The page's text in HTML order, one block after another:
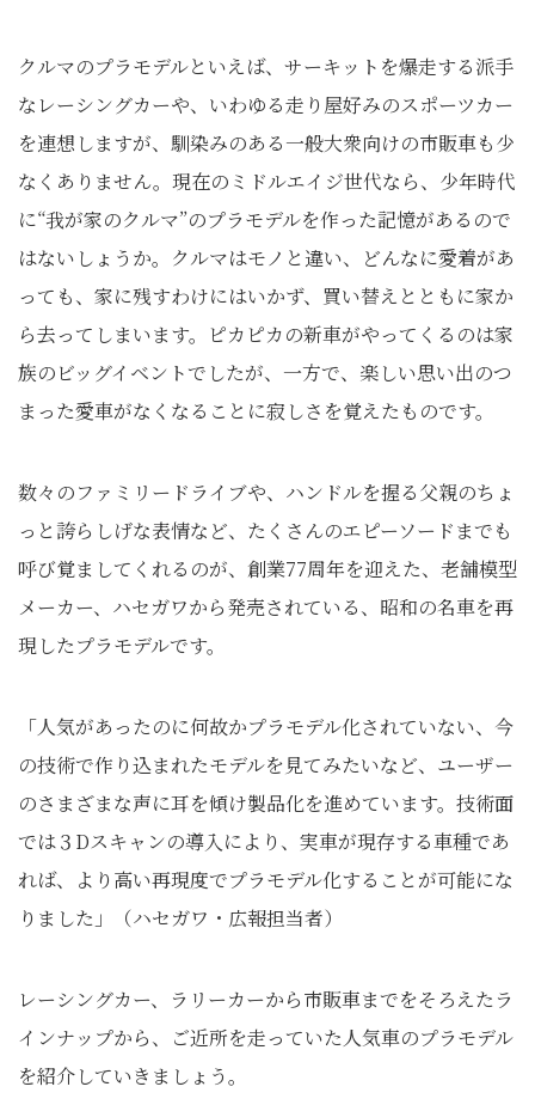
クルマのプラモデルといえば、サーキットを爆走する派手
なレーシングカーや、いわゆる走り屋好みのスポーツカー
を連想しますが、馴染みのある一般大衆向けの市販車も少
なくありません。現在のミドルエイジ世代なら、少年時代
に“我が家のクルマ”のプラモデルを作った記憶があるので
はないしょうか。クルマはモノと違い、どんなに愛着があ
っても、家に残すわけにはいかず、買い替えとともに家か
ら去ってしまいます。ピカピカの新車がやってくるのは家
族のビッグイベントでしたが、一方で、楽しい思い出のつ
まった愛車がなくなることに寂しさを覚えたものです。
数々のファミリードライブや、ハンドルを握る父親のちょ
っと誇らしげな表情など、たくさんのエピーソードまでも
呼び覚ましてくれるのが、創業77周年を迎えた、老舗模型
メーカー、ハセガワから発売されている、昭和の名車を再
現したプラモデルです。
「人気があったのに何故かプラモデル化されていない、今
の技術で作り込まれたモデルを見てみたいなど、ユーザー
のさまざまな声に耳を傾け製品化を進めています。技術面
では３Dスキャンの導入により、実車が現存する車種であ
れば、より高い再現度でプラモデル化することが可能にな
りました」（ハセガワ・広報担当者）
レーシングカー、ラリーカーから市販車までをそろえたラ
インナップから、ご近所を走っていた人気車のプラモデル
を紹介していきましょう。